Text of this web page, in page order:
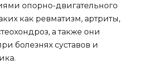
опорно-двигательного
как ревматизм, артриты,
а также они
болезнях суставов и